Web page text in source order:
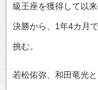
級王座を獲得して以
決勝から、1年4カ月
挑む。
若松佑弥、和田竜光